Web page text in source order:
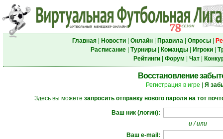
Главная| Новости| Онлайн| Правила| Опросы|
Расписание| Турниры| Команды| Игроки|
Рейтинги| Форум Чат|
Восстановление
Регистрация в игре
Я
Здесь вы можете запросить отправку нового пароля на тот
Ваш ник (логин):
и / или
Ваш e-mail: